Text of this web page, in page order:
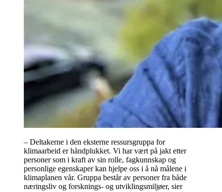
– Deltakerne i den eksterne ressursgruppa for
klimaarbeid er håndplukket. Vi har vært på jakt etter
personer som i kraft av sin rolle, fagkunnskap og
personlige egenskaper kan hjelpe oss i å nå målene i
klimaplanen vår. Gruppa består av personer fra både
næringsliv og forsknings- og utviklingsmiljøer, sier